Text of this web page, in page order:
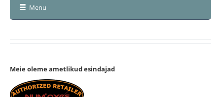
Menu
Meie oleme ametlikud esindajad